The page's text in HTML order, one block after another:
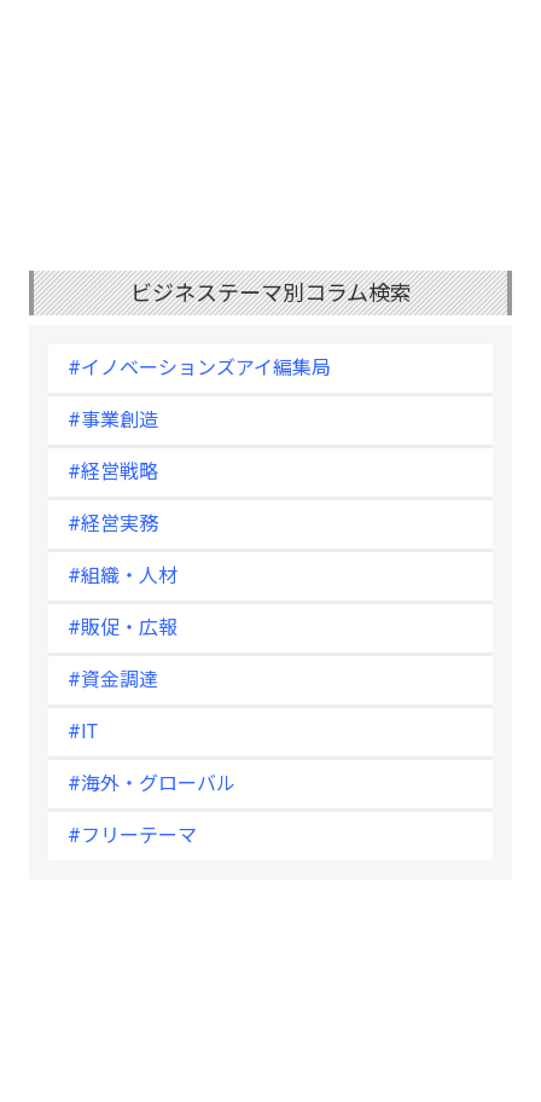
ビジネステーマ別コラム検索
#イノベーションズアイ編集局
#事業創造
#経営戦略
#経営実務
#組織・人材
#販促・広報
#資金調達
#IT
#海外・グローバル
#フリーテーマ